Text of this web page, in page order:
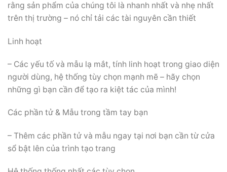
rằng sản phẩm của chúng tôi là nhanh nhất và nhẹ nhất
trên thị trường – nó chỉ tải các tài nguyên cần thiết
Linh hoạt
– Các yếu tố và mẫu lạ mắt, tính linh hoạt trong giao diện
người dùng, hệ thống tùy chọn mạnh mẽ – hãy chọn
những gì bạn cần để tạo ra kiệt tác của mình!
Các phần tử & Mẫu trong tầm tay bạn
– Thêm các phần tử và mẫu ngay tại nơi bạn cần từ cửa
sổ bật lên của trình tạo trang